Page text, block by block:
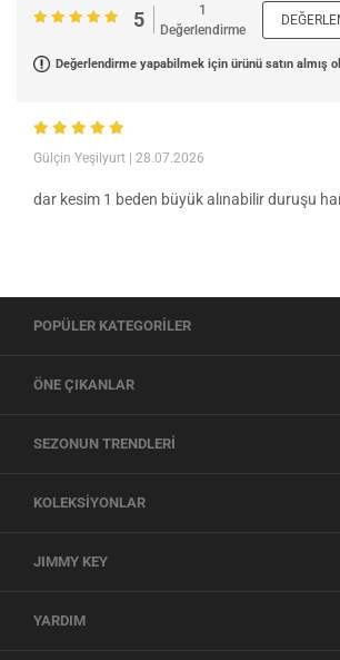
5
1
Değerlendirme
Değerlendirme yapabilmek için ürünü satın almış
Gülçin Yeşilyurt | 28.07.2026
dar kesim 1 beden büyük alınabilir duruşu
POPÜLER KATEGORİLER
ÖNE ÇIKANLAR
SEZONUN TRENDLERİ
KOLEKSİYONLAR
JIMMY KEY
YARDIM